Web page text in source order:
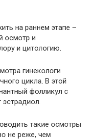
на раннем этапе –
осмотр и
и цитологию.
гинекологи
цикла. В этой
фолликул с
эстрадиол.
такие осмотры
не реже, чем